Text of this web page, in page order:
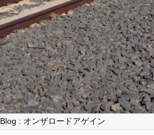
Blog : オンザロードアゲイン